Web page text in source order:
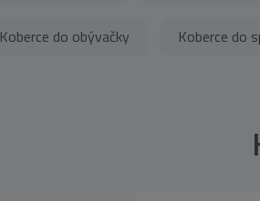
Koberce do obývačky Koberce do